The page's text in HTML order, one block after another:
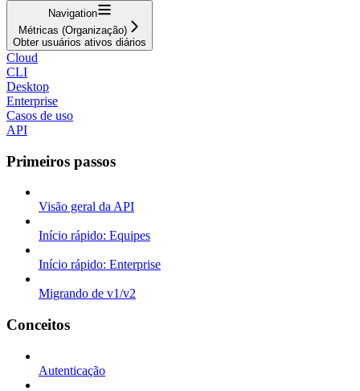
Navigation
Métricas (Organização)
Obter usuários ativos diários
Cloud
CLI
Desktop
Enterprise
Casos de uso
API
Primeiros passos
Visão geral da API
Início rápido: Equipes
Início rápido: Enterprise
Migrando de v1/v2
Conceitos
Autenticação